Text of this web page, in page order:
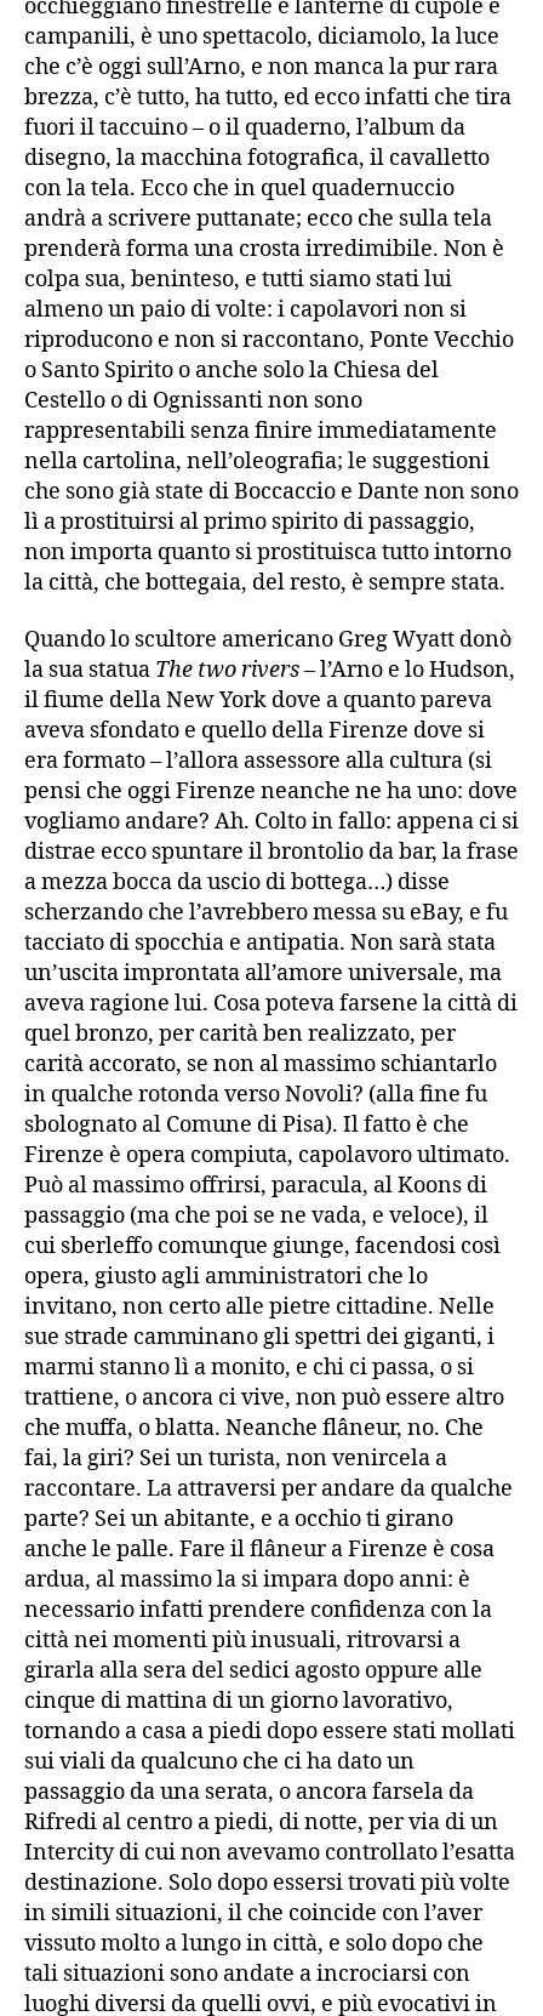
occhieggiano finestrelle e lanterne di cupole e
campanili, è uno spettacolo, diciamolo, la luce
che c’è oggi sull’Arno, e non manca la pur rara
brezza, c’è tutto, ha tutto, ed ecco infatti che tira
fuori il taccuino – o il quaderno, l’album da
disegno, la macchina fotografica, il cavalletto
con la tela. Ecco che in quel quadernuccio
andrà a scrivere puttanate; ecco che sulla tela
prenderà forma una crosta irredimibile. Non è
colpa sua, beninteso, e tutti siamo stati lui
almeno un paio di volte: i capolavori non si
riproducono e non si raccontano, Ponte Vecchio
o Santo Spirito o anche solo la Chiesa del
Cestello o di Ognissanti non sono
rappresentabili senza finire immediatamente
nella cartolina, nell’oleografia; le suggestioni
che sono già state di Boccaccio e Dante non sono
lì a prostituirsi al primo spirito di passaggio,
non importa quanto si prostituisca tutto intorno
la città, che bottegaia, del resto, è sempre stata.
Quando lo scultore americano Greg Wyatt donò
la sua statua The two rivers– l’Arno e lo Hudson,
il fiume della New York dove a quanto pareva
aveva sfondato e quello della Firenze dove si
era formato – l’allora assessore alla cultura (si
pensi che oggi Firenze neanche ne ha uno: dove
vogliamo andare? Ah. Colto in fallo: appena ci si
distrae ecco spuntare il brontolio da bar, la frase
a mezza bocca da uscio di bottega…) disse
scherzando che l’avrebbero messa su eBay, e fu
tacciato di spocchia e antipatia. Non sarà stata
un’uscita improntata all’amore universale, ma
aveva ragione lui. Cosa poteva farsene la città di
quel bronzo, per carità ben realizzato, per
carità accorato, se non al massimo schiantarlo
in qualche rotonda verso Novoli? (alla fine fu
sbolognato al Comune di Pisa). Il fatto è che
Firenze è opera compiuta, capolavoro ultimato.
Può al massimo offrirsi, paracula, al Koons di
passaggio (ma che poi se ne vada, e veloce), il
cui sberleffo comunque giunge, facendosi così
opera, giusto agli amministratori che lo
invitano, non certo alle pietre cittadine. Nelle
sue strade camminano gli spettri dei giganti, i
marmi stanno lì a monito, e chi ci passa, o si
trattiene, o ancora ci vive, non può essere altro
che muffa, o blatta. Neanche flâneur, no. Che
fai, la giri? Sei un turista, non venircela a
raccontare. La attraversi per andare da qualche
parte? Sei un abitante, e a occhio ti girano
anche le palle. Fare il flâneur a Firenze è cosa
ardua, al massimo la si impara dopo anni: è
necessario infatti prendere confidenza con la
città nei momenti più inusuali, ritrovarsi a
girarla alla sera del sedici agosto oppure alle
cinque di mattina di un giorno lavorativo,
tornando a casa a piedi dopo essere stati mollati
sui viali da qualcuno che ci ha dato un
passaggio da una serata, o ancora farsela da
Rifredi al centro a piedi, di notte, per via di un
Intercity di cui non avevamo controllato l’esatta
destinazione. Solo dopo essersi trovati più volte
in simili situazioni, il che coincide con l’aver
vissuto molto a lungo in città, e solo dopo che
tali situazioni sono andate a incrociarsi con
luoghi diversi da quelli ovvi, e più evocativi in